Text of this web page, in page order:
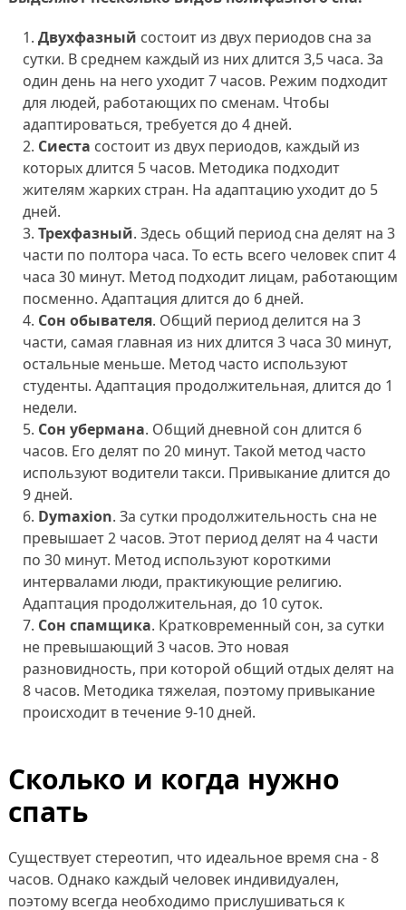
Двухфазный состоит из двух периодов сна за
сутки. В среднем каждый из них длится 3,5 часа. За
один день на него уходит 7 часов. Режим подходит
для людей, работающих по сменам. Чтобы
адаптироваться, требуется до 4 дней.
Сиеста состоит из двух периодов, каждый из
которых длится 5 часов. Методика подходит
жителям жарких стран. На адаптацию уходит до 5
дней.
Трехфазный. Здесь общий период сна делят на 3
части по полтора часа. То есть всего человек спит 4
часа 30 минут. Метод подходит лицам, работающим
посменно. Адаптация длится до 6 дней.
Сон обывателя. Общий период делится на 3
части, самая главная из них длится 3 часа 30 минут,
остальные меньше. Метод часто используют
студенты. Адаптация продолжительная, длится до 1
недели.
Сон убермана. Общий дневной сон длится 6
часов. Его делят по 20 минут. Такой метод часто
используют водители такси. Привыкание длится до
9 дней.
Dymaxion. За сутки продолжительность сна не
превышает 2 часов. Этот период делят на 4 части
по 30 минут. Метод используют короткими
интервалами люди, практикующие религию.
Адаптация продолжительная, до 10 суток.
Сон спамщика. Кратковременный сон, за сутки
не превышающий 3 часов. Это новая
разновидность, при которой общий отдых делят на
8 часов. Методика тяжелая, поэтому привыкание
происходит в течение 9-10 дней.
Сколько и когда нужно
спать
Существует стереотип, что идеальное время сна - 8
часов. Однако каждый человек индивидуален,
поэтому всегда необходимо прислушиваться к